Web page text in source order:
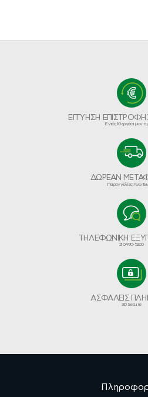
ΕΓΓΥΗΣΗ
Εντός 10 εργάσιμων
ΔΩΡΕΑΝ
Παραγγελίες Άνω
ΤΗΛΕΦΩΝΙΚΗ
210-970-5200
ΑΣΦΑΛΕΙΣ
3D Secure